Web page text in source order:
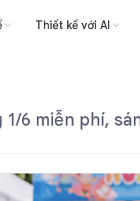
Thiết kế với AI
1/6 miễn phí,